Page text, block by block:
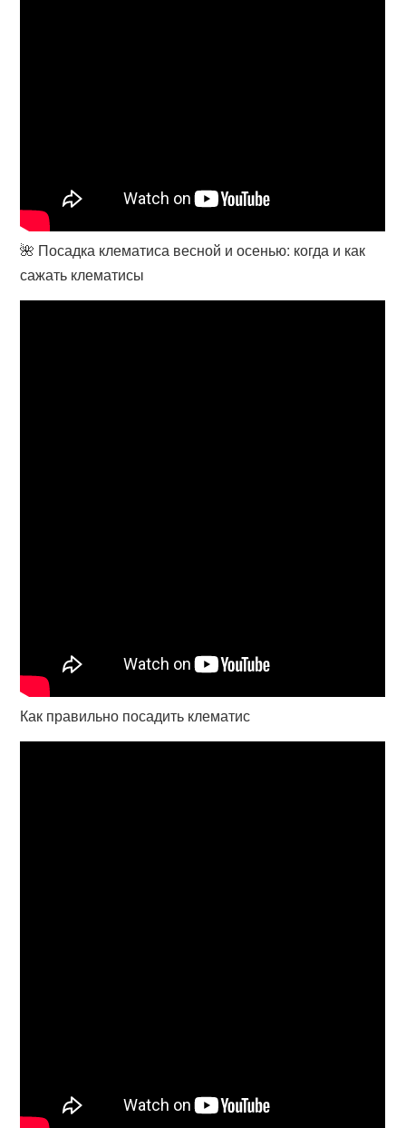
🌺 Посадка клематиса весной и осенью: когда и как
сажать клематисы
Как правильно посадить клематис